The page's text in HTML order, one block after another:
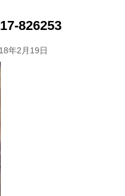
826253
年2月19日